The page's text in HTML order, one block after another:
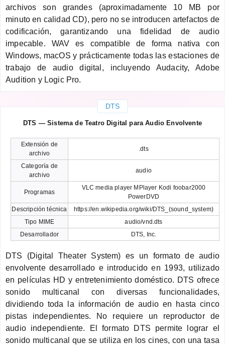
archivos son grandes (aproximadamente 10 MB por
minuto en calidad CD), pero no se introducen artefactos de
codificación, garantizando una fidelidad de audio
impecable. WAV es compatible de forma nativa con
Windows, macOS y prácticamente todas las estaciones de
trabajo de audio digital, incluyendo Audacity, Adobe
Audition y Logic Pro.
DTS
DTS — Sistema de Teatro Digital para Audio Envolvente
Extensión de
archivo
.dts
Categoría de
archivo
audio
Programas
VLC media player MPlayer Kodi foobar2000
PowerDVD
Descripción técnica
https://en.wikipedia.org/wiki/DTS_(sound_system)
Tipo MIME
audio/vnd.dts
Desarrollador
DTS, Inc.
DTS (Digital Theater System) es un formato de audio
envolvente desarrollado e introducido en 1993, utilizado
en películas HD y entretenimiento doméstico. DTS ofrece
sonido multicanal con diversas funcionalidades,
dividiendo toda la información de audio en hasta cinco
pistas independientes. No requiere un reproductor de
audio independiente. El formato DTS permite lograr el
sonido multicanal que se utiliza en los cines, con una tasa